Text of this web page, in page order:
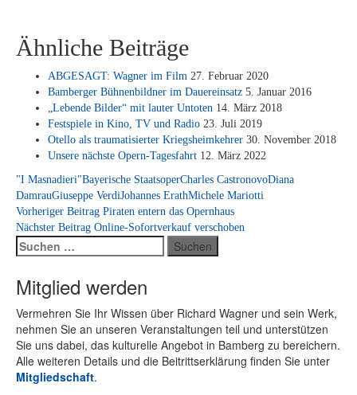
Ähnliche Beiträge
AB­GE­SAGT: Wag­ner im Film 27. Fe­bru­ar 2020
Bam­ber­ger Büh­nen­bild­ner im Dau­er­ein­satz 5. Ja­nu­ar 2016
„Le­ben­de Bil­der“ mit lau­ter Un­to­ten 14. März 2018
Fest­spie­le in Kino, TV und Ra­dio 23. Juli 2019
Otel­lo als trau­ma­ti­sier­ter Kriegs­heim­keh­rer 30. No­vem­ber 2018
Un­se­re nächs­te Opern-Ta­ges­fahrt 12. März 2022
"I Masnadieri"Bayerische StaatsoperCharles CastronovoDiana
DamrauGiuseppe VerdiJohannes ErathMichele Mariotti
Beitragsnavigation
Vorheriger Beitrag Piraten entern das Opernhaus
Nächster Beitrag Online-Sofortverkauf verschoben
Suchen
nach:
Mitglied werden
Ver­meh­ren Sie Ihr Wis­sen über Ri­chard Wag­ner und sein Werk,
neh­men Sie an un­se­ren Ver­an­stal­tun­gen teil und un­ter­stüt­zen
Sie uns da­bei, das kul­tu­rel­le An­ge­bot in Bam­berg zu be­rei­chern.
Alle wei­te­ren De­tails und die Bei­tritts­er­klä­rung fin­den Sie un­ter
Mit­glied­schaft.